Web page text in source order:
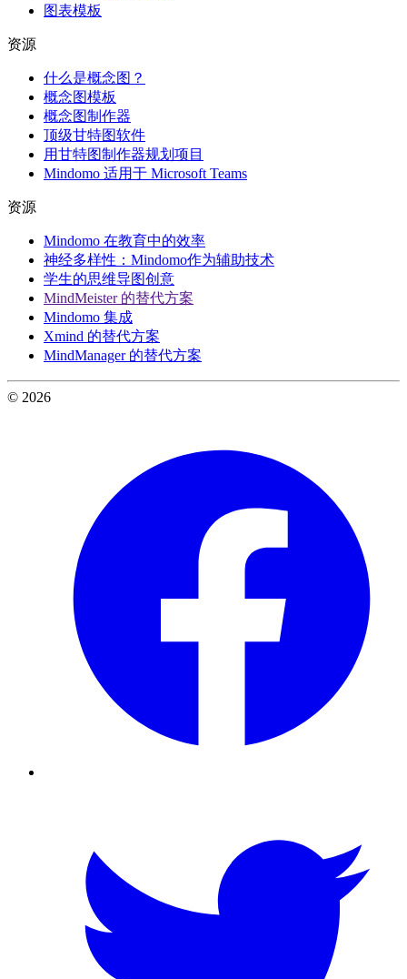
图表模板
资源
什么是概念图？
概念图模板
概念图制作器
顶级甘特图软件
用甘特图制作器规划项目
Mindomo 适用于 Microsoft Teams
资源
Mindomo 在教育中的效率
神经多样性：Mindomo作为辅助技术
学生的思维导图创意
MindMeister 的替代方案
Mindomo 集成
Xmind 的替代方案
MindManager 的替代方案
© 2026